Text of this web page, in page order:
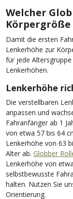
Welcher
Körpergröße
Damit die ersten
Lenkerhöhe zur
für jede
Lenkerhöhen.
Lenkerhöhe
Die verstellbaren
anpassen und
Fahranfänger ab 1
von etwa 57 bis 64
Lenkerhöhe von 63
Alter ab. Globber
Lenkerhöhe von
selbstbewusste
halten. Nutzen Sie
Orientierung.